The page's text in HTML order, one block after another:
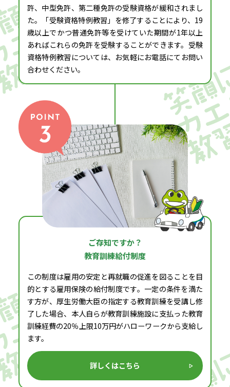
許、中型免許、第二種免許の受験資格が緩和されまし
た。「受験資格特例教習」を修了することにより、19
歳以上でかつ普通免許等を受けていた期間が1年以上
あればこれらの免許を受験することができます。受験
資格特例教習については、お気軽にお電話にてお問い
合わせください。
ご存知ですか？
教育訓練給付制度
この制度は雇用の安定と再就職の促進を図ることを目
的とする雇用保険の給付制度です。一定の条件を満た
す方が、厚生労働大臣の指定する教育訓練を受講し修
了した場合、本人自らが教育訓練施設に支払った教育
訓練経費の20％上限10万円がハローワークから支給し
ます。
詳しくはこちら